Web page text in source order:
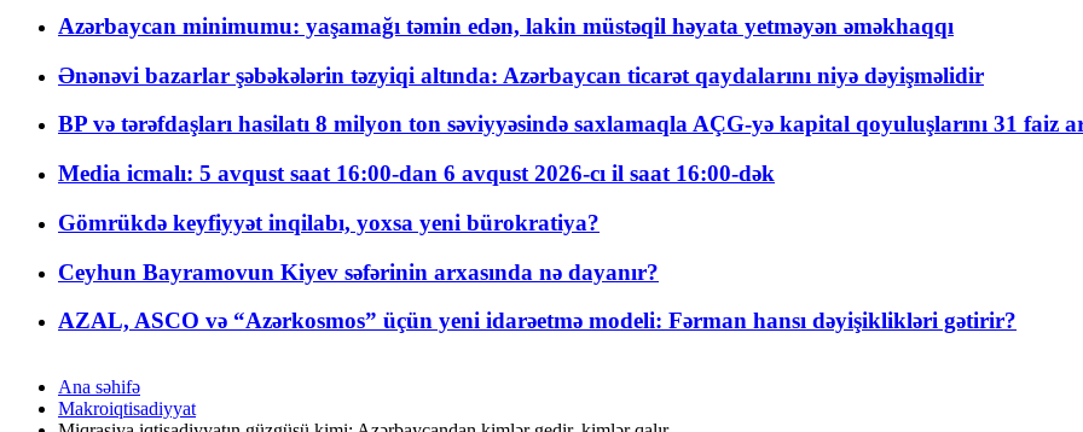
Azərbaycan minimumu: yaşamağı təmin edən, lakin müstəqil həyata yetməyən əməkhaqqı
Ənənəvi bazarlar şəbəkələrin təzyiqi altında: Azərbaycan ticarət qaydalarını niyə dəyişməlidir
BP və tərəfdaşları hasilatı 8 milyon ton səviyyəsində saxlamaqla AÇG-yə kapital qoyuluşlarını 31 faiz
Media icmalı: 5 avqust saat 16:00-dan 6 avqust 2026-cı il saat 16:00-dək
Gömrükdə keyfiyyət inqilabı, yoxsa yeni bürokratiya?
Ceyhun Bayramovun Kiyev səfərinin arxasında nə dayanır?
AZAL, ASCO və “Azərkosmos” üçün yeni idarəetmə modeli: Fərman hansı dəyişiklikləri gətirir?
Ana səhifə
Makroiqtisadiyyat